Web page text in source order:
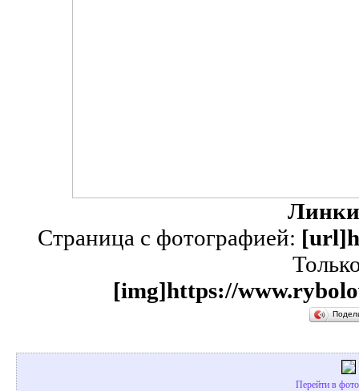
Страница с фотографией:
[img]https://
Перейти в